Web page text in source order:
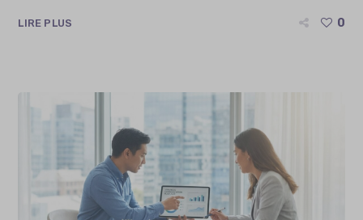
LIRE PLUS 0